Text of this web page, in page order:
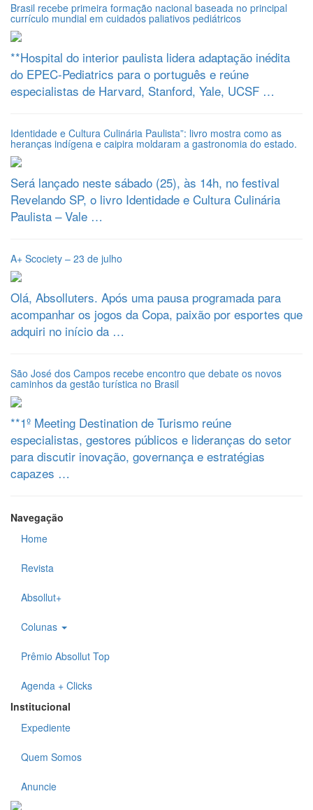
Brasil recebe primeira formação nacional baseada no principal
currículo mundial em cuidados paliativos pediátricos
**Hospital do interior paulista lidera adaptação inédita
do EPEC-Pediatrics para o português e reúne
especialistas de Harvard, Stanford, Yale, UCSF …
Identidade e Cultura Culinária Paulista”: livro mostra como as
heranças indígena e caipira moldaram a gastronomia do estado.
Será lançado neste sábado (25), às 14h, no festival
Revelando SP, o livro Identidade e Cultura Culinária
Paulista – Vale …
A+ Scociety – 23 de julho
Olá, Absolluters. Após uma pausa programada para
acompanhar os jogos da Copa, paixão por esportes que
adquiri no início da …
São José dos Campos recebe encontro que debate os novos
caminhos da gestão turística no Brasil
**1º Meeting Destination de Turismo reúne
especialistas, gestores públicos e lideranças do setor
para discutir inovação, governança e estratégias
capazes …
Navegação
Home
Revista
Absollut+
Colunas
Prêmio Absollut Top
Agenda + Clicks
Institucional
Expediente
Quem Somos
Anuncie